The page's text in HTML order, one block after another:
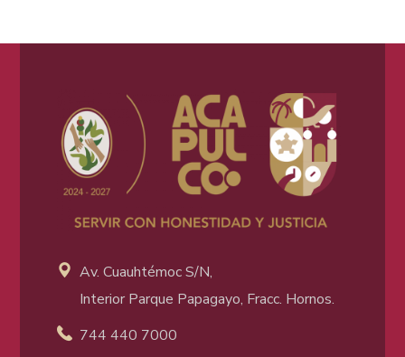
Av. Cuauhtémoc S/N,
Interior Parque Papagayo, Fracc. Hornos.
744 440 7000